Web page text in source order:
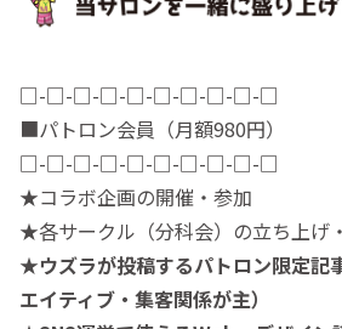
□-□-□-□-□-□-□-□-□-□
■パトロン会員（月額980円）
□-□-□-□-□-□-□-□-□-□
★コラボ企画の開催・参加
★各サークル（分科会）の立ち上げ
★ウズラが投稿するパトロン限定記
エイティブ・集客関係が主）